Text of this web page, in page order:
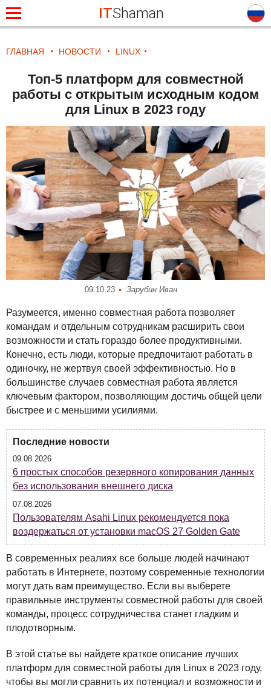
ITShaman
ГЛАВНАЯ НОВОСТИ LINUX
Топ-5 платформ для совместной
работы с открытым исходным кодом
для Linux в 2023 году
09.10.23 Зарубин Иван
Разумеется, именно совместная работа позволяет
командам и отдельным сотрудникам расширить свои
возможности и стать гораздо более продуктивными.
Конечно, есть люди, которые предпочитают работать в
одиночку, не жертвуя своей эффективностью. Но в
большинстве случаев совместная работа является
ключевым фактором, позволяющим достичь общей цели
быстрее и с меньшими усилиями.
Последние новости
09.08.2026
6 простых способов резервного копирования данных
без использования внешнего диска
07.08.2026
Пользователям Asahi Linux рекомендуется пока
воздержаться от установки macOS 27 Golden Gate
В современных реалиях все больше людей начинают
работать в Интернете, поэтому современные технологии
могут дать вам преимущество. Если вы выберете
правильные инструменты совместной работы для своей
команды, процесс сотрудничества станет гладким и
плодотворным.
В этой статье вы найдете краткое описание лучших
платформ для совместной работы для Linux в 2023 году,
чтобы вы могли сравнить их потенциал и возможности и